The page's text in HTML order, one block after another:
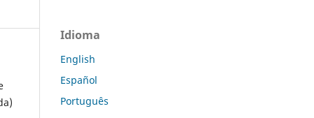
Idioma
English
Español
Português